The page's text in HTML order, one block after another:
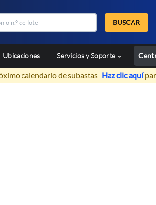
BUSCAR
Ubicaciones Servicios y Soporte
calendario de subastas Haz clic aquí